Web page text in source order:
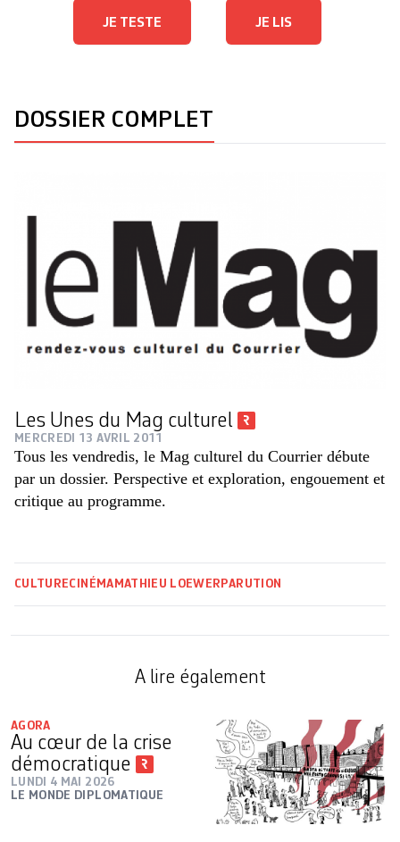
JE TESTE JE LIS
DOSSIER COMPLET
Les Unes du Mag culturel
MERCREDI 13 AVRIL 2011
Tous les vendredis, le Mag culturel du Courrier débute
par un dossier. Perspective et exploration, engouement et
critique au programme.
CULTURECINÉMA MATHIEU LOEWER PARUTION
A lire également
AGORA
Au cœur de la crise
démocratique
LUNDI 4 MAI 2026
LE MONDE DIPLOMATIQUE